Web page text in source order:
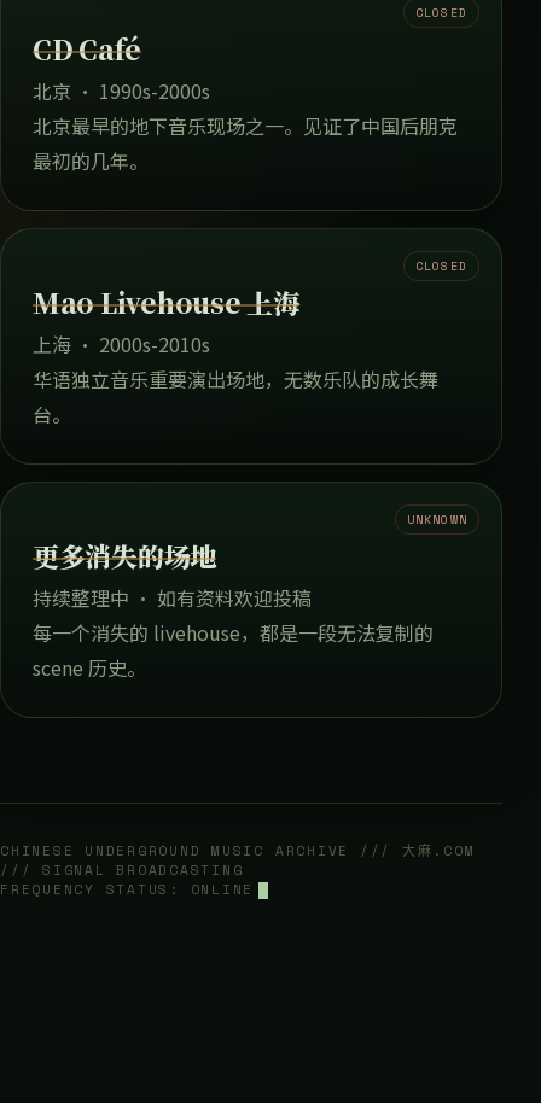
CLOSED
CD Café
北京 · 1990s-2000s
北京最早的地下音乐现场之一。见证了中国后朋克
最初的几年。
CLOSED
Mao Livehouse 上海
上海 · 2000s-2010s
华语独立音乐重要演出场地，无数乐队的成长舞
台。
UNKNOWN
更多消失的场地
持续整理中 · 如有资料欢迎投稿
每一个消失的 livehouse，都是一段无法复制的
scene 历史。
CHINESE UNDERGROUND MUSIC ARCHIVE /// 大麻.COM
/// SIGNAL BROADCASTING
FREQUENCY STATUS: ONLINE